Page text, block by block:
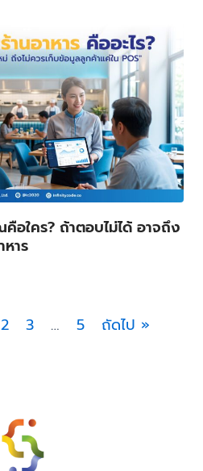
อใคร? ถ้าตอบไม่ได้ อาจถึง
หาร
2 3 … 5 ถัดไป »